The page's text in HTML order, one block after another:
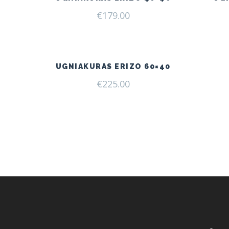
€179.00
UGNIAKURAS ERIZO 60×40
€225.00